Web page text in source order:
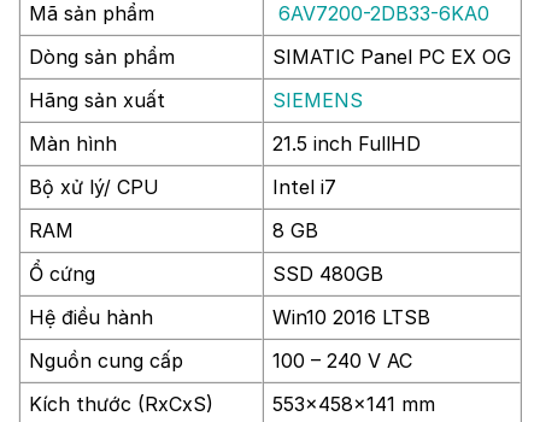
Mã sản phẩm
6AV7200-2DB33-6KA0
Dòng sản phẩm
SIMATIC Panel PC EX OG
Hãng sản xuất
SIEMENS
Màn hình
21.5 inch FullHD
Bộ xử lý/ CPU
Intel i7
RAM
8 GB
Ổ cứng
SSD 480GB
Hệ điều hành
Win10 2016 LTSB
Nguồn cung cấp
100 – 240 V AC
Kích thước (RxCxS)
553x458x141 mm